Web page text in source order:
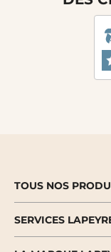
TOUS NOS
SERVICES